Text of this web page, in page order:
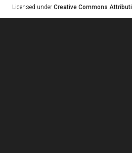
Licensed under Creative Commons